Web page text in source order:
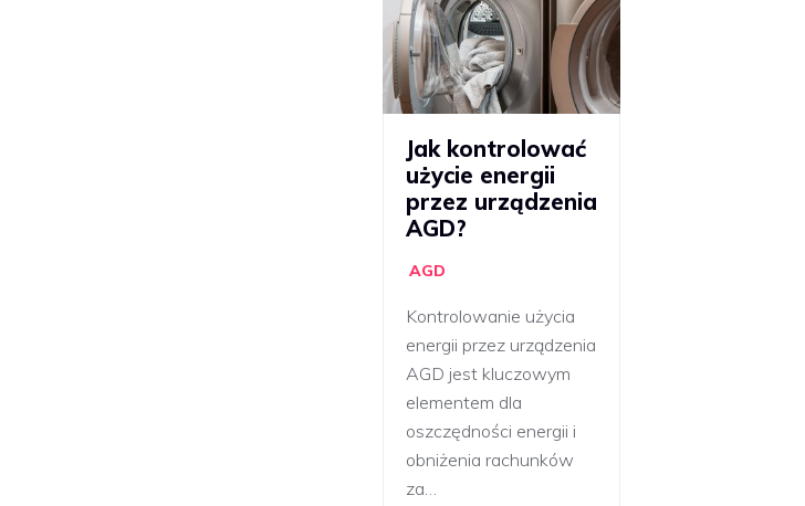
Jak kontrolować
użycie energii
przez urządzenia
AGD?
AGD
Kontrolowanie użycia
energii przez urządzenia
AGD jest kluczowym
elementem dla
oszczędności energii i
obniżenia rachunków
za…